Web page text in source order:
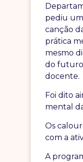
pediu um
canção
prática
mesmo
do futuro
docente.
Foi dito
mental
Os
com a
A